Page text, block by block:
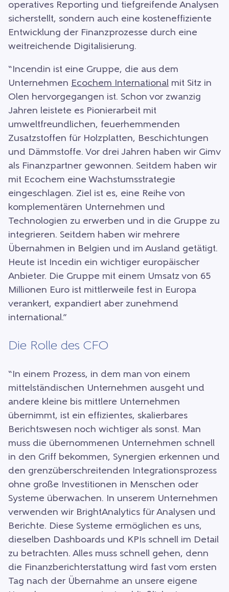
operatives Reporting und tiefgreifende Analysen
sicherstellt, sondern auch eine kosteneffiziente
Entwicklung der Finanzprozesse durch eine
weitreichende Digitalisierung.
“Incendin ist eine Gruppe, die aus dem
Unternehmen Ecochem International mit Sitz in
Olen hervorgegangen ist. Schon vor zwanzig
Jahren leistete es Pionierarbeit mit
umweltfreundlichen, feuerhemmenden
Zusatzstoffen für Holzplatten, Beschichtungen
und Dämmstoffe. Vor drei Jahren haben wir Gimv
als Finanzpartner gewonnen. Seitdem haben wir
mit Ecochem eine Wachstumsstrategie
eingeschlagen. Ziel ist es, eine Reihe von
komplementären Unternehmen und
Technologien zu erwerben und in die Gruppe zu
integrieren. Seitdem haben wir mehrere
Übernahmen in Belgien und im Ausland getätigt.
Heute ist Incedin ein wichtiger europäischer
Anbieter. Die Gruppe mit einem Umsatz von 65
Millionen Euro ist mittlerweile fest in Europa
verankert, expandiert aber zunehmend
international.”
Die Rolle des CFO
“In einem Prozess, in dem man von einem
mittelständischen Unternehmen ausgeht und
andere kleine bis mittlere Unternehmen
übernimmt, ist ein effizientes, skalierbares
Berichtswesen noch wichtiger als sonst. Man
muss die übernommenen Unternehmen schnell
in den Griff bekommen, Synergien erkennen und
den grenzüberschreitenden Integrationsprozess
ohne große Investitionen in Menschen oder
Systeme überwachen. In unserem Unternehmen
verwenden wir BrightAnalytics für Analysen und
Berichte. Diese Systeme ermöglichen es uns,
dieselben Dashboards und KPIs schnell im Detail
zu betrachten. Alles muss schnell gehen, denn
die Finanzberichterstattung wird fast vom ersten
Tag nach der Übernahme an unsere eigene